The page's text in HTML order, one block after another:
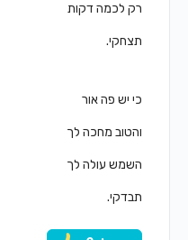
רק לכמה דקות
תצחקי.
כי יש פה אור
והטוב מחכה לך
השמש עולה לך
תבדקי.